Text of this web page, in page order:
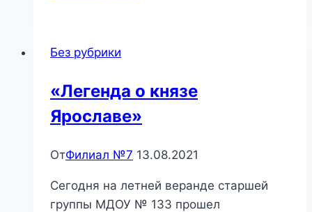
Без рубрики
«Легенда о князе
Ярославе»
ОтФилиал №7 13.08.2021
Сегодня на летней веранде старшей
группы МДОУ № 133 прошел